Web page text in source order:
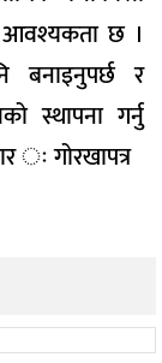
आवश्यकता छ ।
बनाइनुपर्छ र
स्थापना गर्नु
ः गोरखापत्र